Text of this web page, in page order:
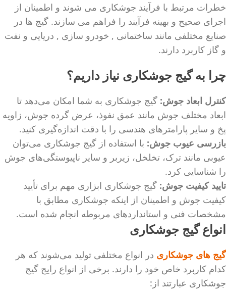
خطرات مرتبط با فرآیند جوشکاری می‌ شوند و اطمینان از
اجرای صحیح و بهینه فرآیند را فراهم می‌ سازند. گیج ها در
صنایع مختلفی مانند ساختمانی , خودرو سازی , دریایی و نفت
و گاز کاربرد دارند.
چرا به گیج جوشکاری نیاز داریم؟
کنترل ابعاد جوش: گیج جوشکاری به شما امکان می‌دهد تا
ابعاد مختلف جوش مانند عمق نفوذ، عرض گرده جوش، زاویه
پخ و سایر پارامترهای هندسی را با دقت اندازه‌گیری کنید.
بازرسی عیوب جوش: با استفاده از گیج جوشکاری می‌توان
عیوبی مانند ترک، تخلخل، زیربر و سایر ناپیوستگی‌های جوش
را شناسایی کرد.
تایید کیفیت جوش: گیج جوشکاری ابزاری مهم برای تأیید
کیفیت جوش و اطمینان از اینکه جوشکاری مطابق با
مشخصات فنی و استانداردهای مربوطه انجام شده است.
انواع گیج جوشکاری
گیج‌ های جوشکاری در انواع مختلفی تولید می‌شوند که هر
کدام کاربرد خاص خود را دارند. برخی از انواع رایج گیج
جوشکاری عبارتند از: